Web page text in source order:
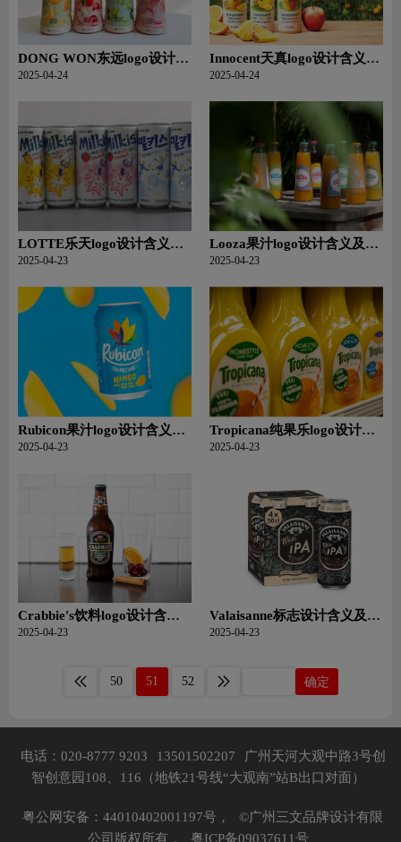
DONG WON东远logo设计含
义及食品品牌设计理念
2025-04-24
Innocent天真logo设计含义及
果汁品牌设计理念
2025-04-24
LOTTE乐天logo设计含义及
食品品牌设计理念
2025-04-23
Looza果汁logo设计含义及果
汁品牌设计理念
2025-04-23
Rubicon果汁logo设计含义及
果汁品牌设计理念
2025-04-23
Tropicana纯果乐logo设计含
义及果汁品牌设计理念
2025-04-23
Crabbie's饮料logo设计含义
及饮料品牌设计理念
2025-04-23
Valaisanne标志设计含义及啤
酒品牌设计理念
2025-04-23
50 51 52 确定
电话：020-8777 9203 13501502207
广州天河大观中路3号创
智创意园108、116（地铁21号线“大观南”站B出口对面）
粤公网安备：44010402001197号，
©广州三文品牌设计有限
公司版权所有，
粤ICP备09037611号